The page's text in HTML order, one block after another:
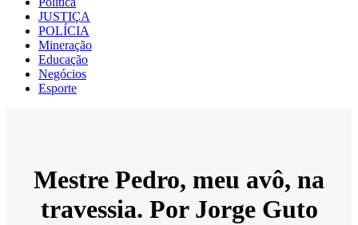
JUSTIÇA
POLÍCIA
Mineração
Educação
Negócios
Esporte
Mestre Pedro, meu avô, na
travessia. Por Jorge Guto